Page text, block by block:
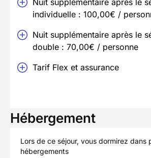
individuelle : 100,00€ /
Nuit supplémentaire après le
double : 70,00€ / personne
Tarif Flex et assurance
Hébergement
Lors de ce séjour, vous dormirez dans
hébergements